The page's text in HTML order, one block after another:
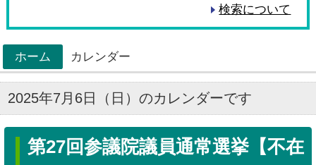
検索について
ホーム
>
カレンダー
2025年7月6日（日）のカレンダーです
第27回参議院議員通常選挙【不在